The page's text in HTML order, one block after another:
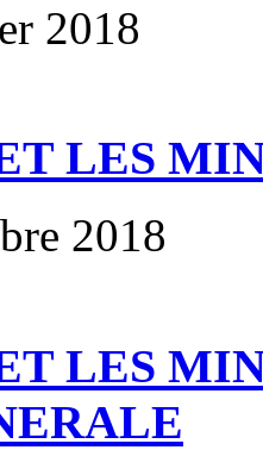
2018
LES
2018
LES